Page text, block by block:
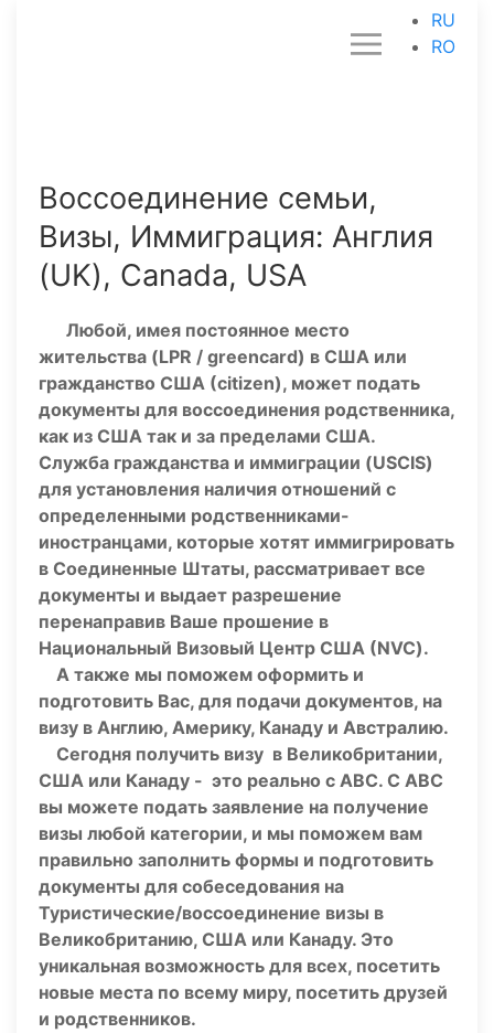
RU
RO
Воссоединение семьи,
Визы, Иммиграция: Англия
(UK), Canada, USA
Любой, имея постоянное место
жительства (LPR / greencard) в США или
гражданство США (citizen), может подать
документы для воссоединения родственника,
как из США так и за пределами США.
Служба гражданства и иммиграции (USCIS)
для установления наличия отношений с
определенными родственниками-
иностранцами, которые хотят иммигрировать
в Соединенные Штаты, рассматривает все
документы и выдает разрешение
перенаправив Ваше прошение в
Национальный Визовый Центр США (NVC).
А также мы поможем оформить и
подготовить Вас, для подачи документов, на
визу в Англию, Америку, Канаду и Австралию.
Сегодня получить визу в Великобритании,
США или Канаду - это реально с ABC. С ABC
вы можете подать заявление на получение
визы любой категории, и мы поможем вам
правильно заполнить формы и подготовить
документы для собеседования на
Туристические/воссоединение визы в
Великобританию, США или Канаду. Это
уникальная возможность для всех, посетить
новые места по всему миру, посетить друзей
и родственников.